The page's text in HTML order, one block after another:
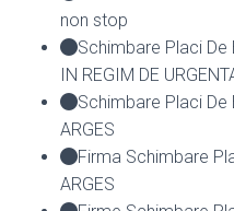
non stop
Schimbare Placi De
IN REGIM DE
Schimbare Placi De
ARGES
Firma Schimbare
ARGES